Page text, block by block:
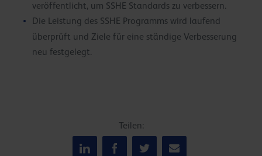
veröffentlicht, um SSHE Standards zu verbessern.
Die Leistung des SSHE Programms wird laufend
überprüft und Ziele für eine ständige Verbesserung
neu festgelegt.
Teilen: